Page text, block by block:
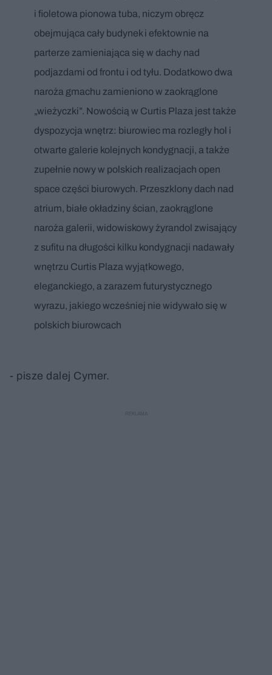
i fioletowa pionowa tuba, niczym obręcz
obejmująca cały budynek i efektownie na
parterze zamieniająca się w dachy nad
podjazdami od frontu i od tyłu. Dodatkowo dwa
naroża gmachu zamieniono w zaokrąglone
„wieżyczki”. Nowością w Curtis Plaza jest także
dyspozycja wnętrz: biurowiec ma rozległy hol i
otwarte galerie kolejnych kondygnacji, a także
zupełnie nowy w polskich realizacjach open
space części biurowych. Przeszklony dach nad
atrium, białe okładziny ścian, zaokrąglone
naroża galerii, widowiskowy żyrandol zwisający
z sufitu na długości kilku kondygnacji nadawały
wnętrzu Curtis Plaza wyjątkowego,
eleganckiego, a zarazem futurystycznego
wyrazu, jakiego wcześniej nie widywało się w
polskich biurowcach
- pisze dalej Cymer.